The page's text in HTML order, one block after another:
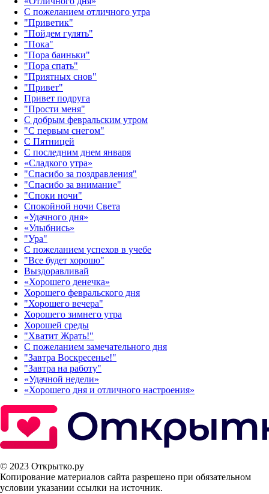
С пожеланием отличного утра
"Приветик"
"Пойдем гулять"
"Пока"
"Пора баиньки"
"Пора спать"
"Приятных снов"
"Привет"
Привет подруга
"Прости меня"
С добрым февральским утром
"С первым снегом"
С Пятницей
С последним днем января
«Сладкого утра»‎
"Спасибо за поздравления"
"Спасибо за внимание"
"Споки ночи"
Спокойной ночи Света
«Удачного дня»‎
«Улыбнись»‎
"Ура"
С пожеланием успехов в учебе
"Все будет хорошо"
Выздоравливай
«‎Хорошего денечка»‎
Хорошего февральского дня
"Хорошего вечера"
Хорошего зимнего утра
Хорошей среды
"Хватит Жрать!"
С пожеланием замечательного дня
"Завтра Воскресенье!"
"Завтра на работу"
«Удачной недели»‎
«Хорошего дня и отличного настроения»‎
© 2023 Открытко.ру
Копирование материалов сайта разрешено при обязательном
условии указании ссылки на источник.